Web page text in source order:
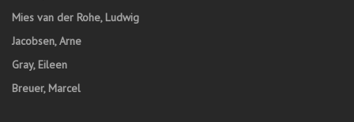
Mies van der Rohe, Ludwig
Jacobsen, Arne
Gray, Eileen
Breuer, Marcel